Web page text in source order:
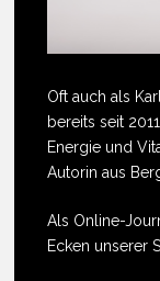
Oft auch als
bereits seit
Energie und
Autorin aus
Als Online-
Ecken unserer